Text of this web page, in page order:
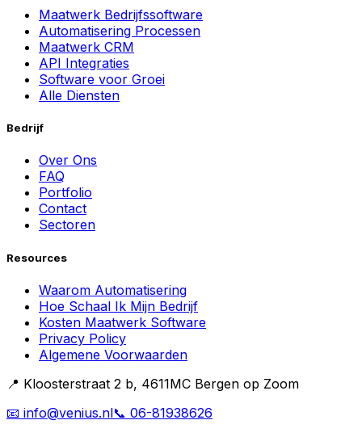
Maatwerk Bedrijfssoftware
Automatisering Processen
Maatwerk CRM
API Integraties
Software voor Groei
Alle Diensten
Bedrijf
Over Ons
FAQ
Portfolio
Contact
Sectoren
Resources
Waarom Automatisering
Hoe Schaal Ik Mijn Bedrijf
Kosten Maatwerk Software
Privacy Policy
Algemene Voorwaarden
📍 Kloosterstraat 2 b, 4611MC Bergen op Zoom
📧 info@venius.nl📞 06-81938626